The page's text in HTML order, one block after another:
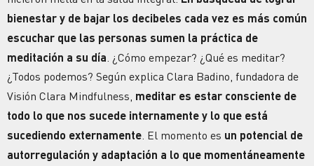
bienestar y de bajar los decibeles cada vez es más común
escuchar que las personas sumen la práctica de
meditación a su día . ¿Cómo empezar? ¿Qué es meditar?
¿Todos podemos? Según explica Clara Badino, fundadora de
Visión Clara Mindfulness, meditar es estar consciente de
todo lo que nos sucede internamente y lo que está
sucediendo externamente . El momento es un potencial de
autorregulación y adaptación a lo que momentáneamente